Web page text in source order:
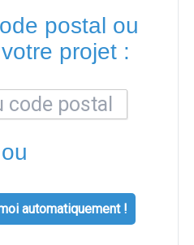
postal ou
projet :
ou
automatiquement !